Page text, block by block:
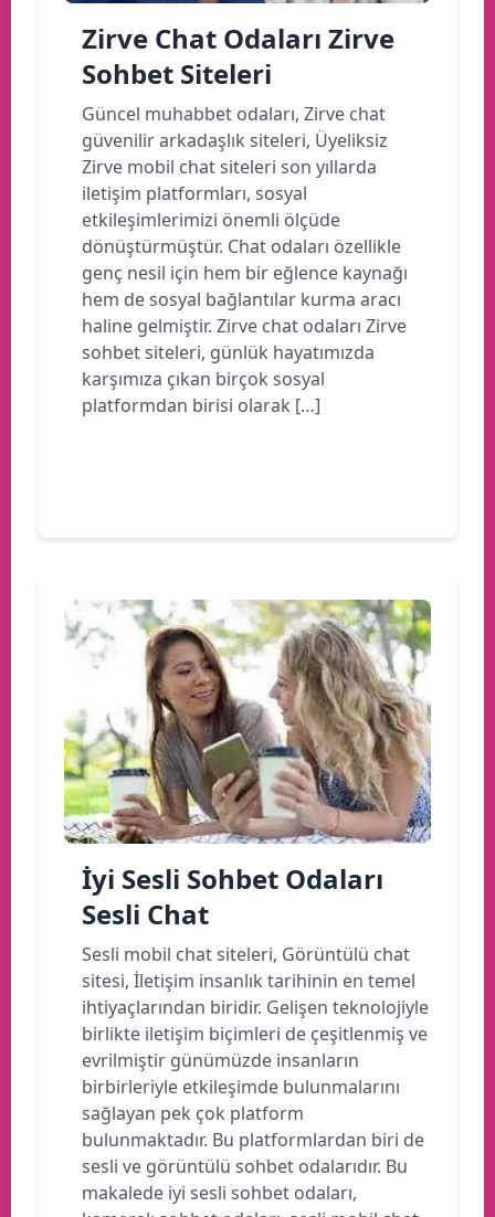
Zirve Chat Odaları Zirve
Sohbet Siteleri
Güncel muhabbet odaları, Zirve chat
güvenilir arkadaşlık siteleri, Üyeliksiz
Zirve mobil chat siteleri son yıllarda
iletişim platformları, sosyal
etkileşimlerimizi önemli ölçüde
dönüştürmüştür. Chat odaları özellikle
genç nesil için hem bir eğlence kaynağı
hem de sosyal bağlantılar kurma aracı
haline gelmiştir. Zirve chat odaları Zirve
sohbet siteleri, günlük hayatımızda
karşımıza çıkan birçok sosyal
platformdan birisi olarak […]
İyi Sesli Sohbet Odaları
Sesli Chat
Sesli mobil chat siteleri, Görüntülü chat
sitesi, İletişim insanlık tarihinin en temel
ihtiyaçlarından biridir. Gelişen teknolojiyle
birlikte iletişim biçimleri de çeşitlenmiş ve
evrilmiştir günümüzde insanların
birbirleriyle etkileşimde bulunmalarını
sağlayan pek çok platform
bulunmaktadır. Bu platformlardan biri de
sesli ve görüntülü sohbet odalarıdır. Bu
makalede iyi sesli sohbet odaları,